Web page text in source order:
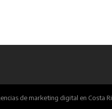
de marketing digital en Costa